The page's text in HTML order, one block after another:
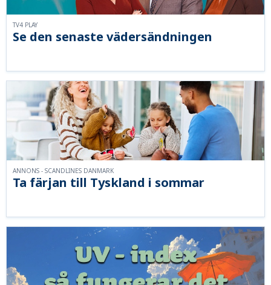
Se den senaste vädersändningen
TV4 PLAY
Ta färjan till Tyskland i sommar
ANNONS - SCANDLINES DANMARK